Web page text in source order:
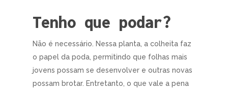
Tenho que podar?
Não é necessário. Nessa planta, a colheita faz
o papel da poda, permitindo que folhas mais
jovens possam se desenvolver e outras novas
possam brotar. Entretanto, o que vale a pena